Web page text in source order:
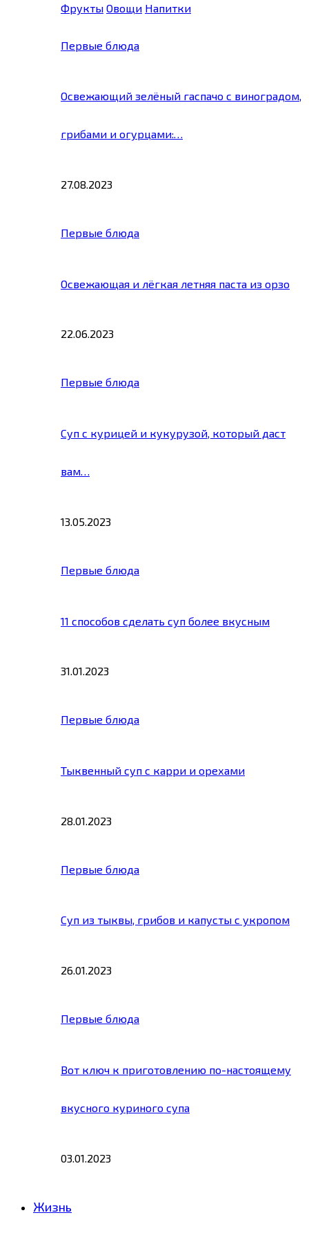
Фрукты Овощи Напитки
Первые блюда
Освежающий зелёный гаспачо с виноградом,
грибами и огурцами:…
27.08.2023
Первые блюда
Освежающая и лёгкая летняя паста из орзо
22.06.2023
Первые блюда
Суп с курицей и кукурузой, который даст
вам…
13.05.2023
Первые блюда
11 способов сделать суп более вкусным
31.01.2023
Первые блюда
Тыквенный суп с карри и орехами
28.01.2023
Первые блюда
Суп из тыквы, грибов и капусты с укропом
26.01.2023
Первые блюда
Вот ключ к приготовлению по-настоящему
вкусного куриного супа
03.01.2023
Жизнь